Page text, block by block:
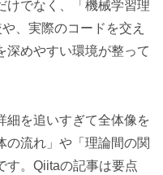
けでなく、「機械学習理
、実際のコードを交え
深めやすい環境が整って
細を追いすぎて全体像を
の流れ」や「理論間の関
す。Qiitaの記事は要点